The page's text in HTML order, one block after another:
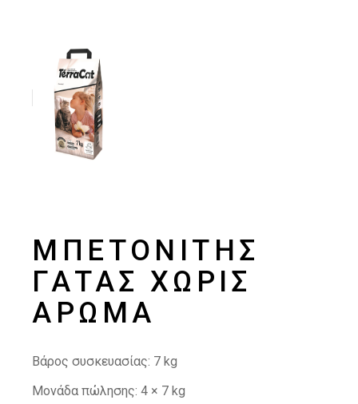
ΜΠΕΤΟΝΊΤΗΣ
ΓΆΤΑΣ ΧΩΡΊΣ
ΆΡΩΜΑ
Βάρος συσκευασίας: 7 kg
Μονάδα πώλησης:4 × 7 kg